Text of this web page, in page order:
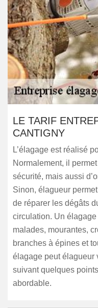
LE TARIF
CANTIGNY
L’élagage est réalisé
Normalement, il
sécurité, mais aussi
Sinon, élagueur
de réparer les dégâts
circulation. Un
malades, mourantes,
branches à épines et
élagage peut élagueur
suivant quelques
abordable.